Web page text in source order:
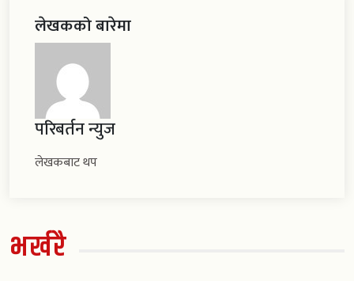
लेखकको बारेमा
परिबर्तन न्युज
लेखकबाट थप
भर्खरै